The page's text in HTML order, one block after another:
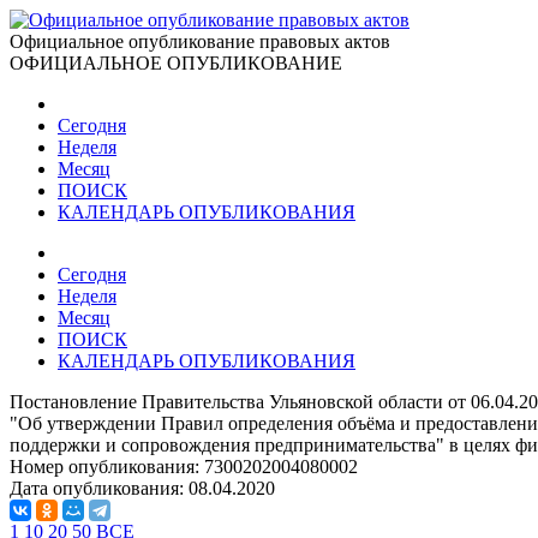
Официальное опубликование правовых актов
ОФИЦИАЛЬНОЕ ОПУБЛИКОВАНИЕ
Сегодня
Неделя
Месяц
ПОИСК
КАЛЕНДАРЬ ОПУБЛИКОВАНИЯ
Сегодня
Неделя
Месяц
ПОИСК
КАЛЕНДАРЬ ОПУБЛИКОВАНИЯ
Постановление Правительства Ульяновской области от
"Об утверждении Правил определения объёма и
поддержки и сопровождения предпринимательства" в целях
Номер опубликования: 7300202004080002
Дата опубликования: 08.04.2020
1 10 20 50 ВСЕ